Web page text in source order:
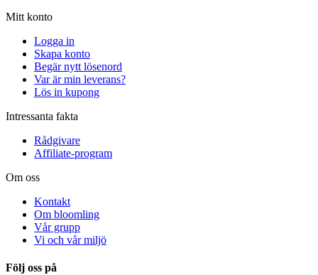
Mitt konto
Logga in
Skapa konto
Begär nytt lösenord
Var är min leverans?
Lös in kupong
Intressanta fakta
Rådgivare
Affiliate-program
Om oss
Kontakt
Om bloomling
Vår grupp
Vi och vår miljö
Följ oss på